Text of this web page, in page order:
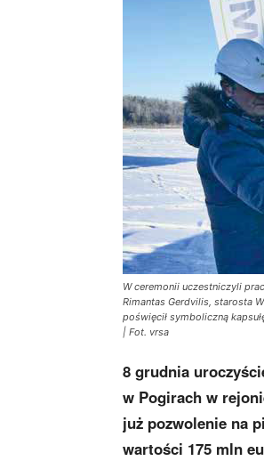
W ceremonii uczestniczyli
Rimantas Gerdvilis, starosta
poświęcił symboliczną
| Fot. vrsa
8 grudnia
w Pogirach w
już pozwolenie na
wartości 175 mln